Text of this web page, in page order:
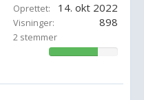
Oprettet: 14. okt 2022
Visninger: 898
2 stemmer